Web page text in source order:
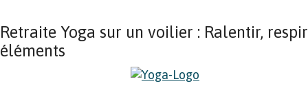
Retraite Yoga sur un voilier : Ralentir,
éléments